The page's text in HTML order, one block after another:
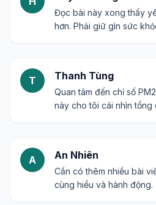
Đọc bài này xong thấy
hơn. Phải giữ gìn sức
T Thanh Tùng
Quan tâm đến chỉ số
này cho tôi cái nhìn tổng
A An Nhiên
Cần có thêm nhiều bài
cùng hiểu và hành động.